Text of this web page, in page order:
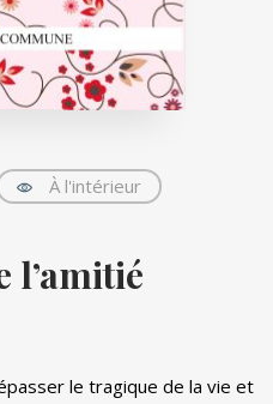
À l'intérieur
l’amitié
le tragique de la vie et